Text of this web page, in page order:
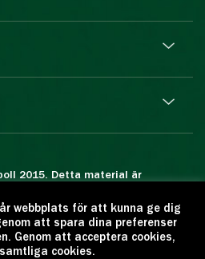
2015. Detta material är
kopiering är förbjuden.
men ange källan:
Ansvarig utgivare:
webbplats för att kunna ge dig
att spara dina preferenser
Genom att acceptera cookies,
cookies.